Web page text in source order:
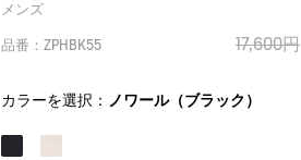
メンズ
品番：ZPHBK55 17,600円
カラーを選択： ノワール（ブラック）